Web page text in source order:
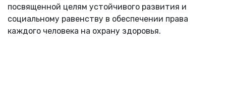
посвященной целям устойчивого развития и
социальному равенству в обеспечении права
каждого человека на охрану здоровья.